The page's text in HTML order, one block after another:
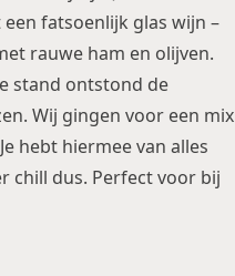
fatsoenlijk glas wijn –
rauwe ham en olijven.
stand ontstond de
Wij gingen voor een mix
hebt hiermee van alles
chill dus. Perfect voor bij